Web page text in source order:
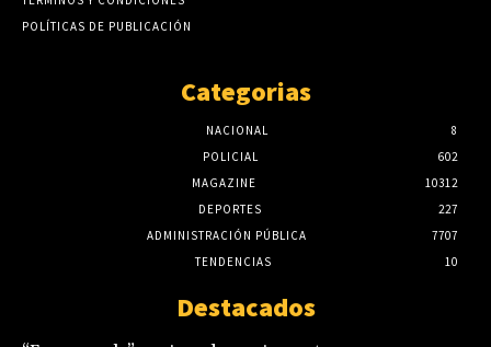
POLÍTICAS DE PUBLICACIÓN
Categorias
NACIONAL
8
POLICIAL
602
MAGAZINE
10312
DEPORTES
227
ADMINISTRACIÓN PÚBLICA
7707
TENDENCIAS
10
Destacados